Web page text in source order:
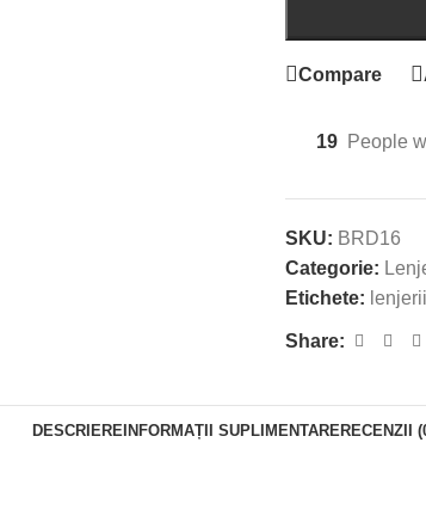
Compare
19 People
SKU: BRD16
Categorie:
Etichete:
Share:
DESCRIEREINFORMAȚII SUPLIMENTARERECENZII